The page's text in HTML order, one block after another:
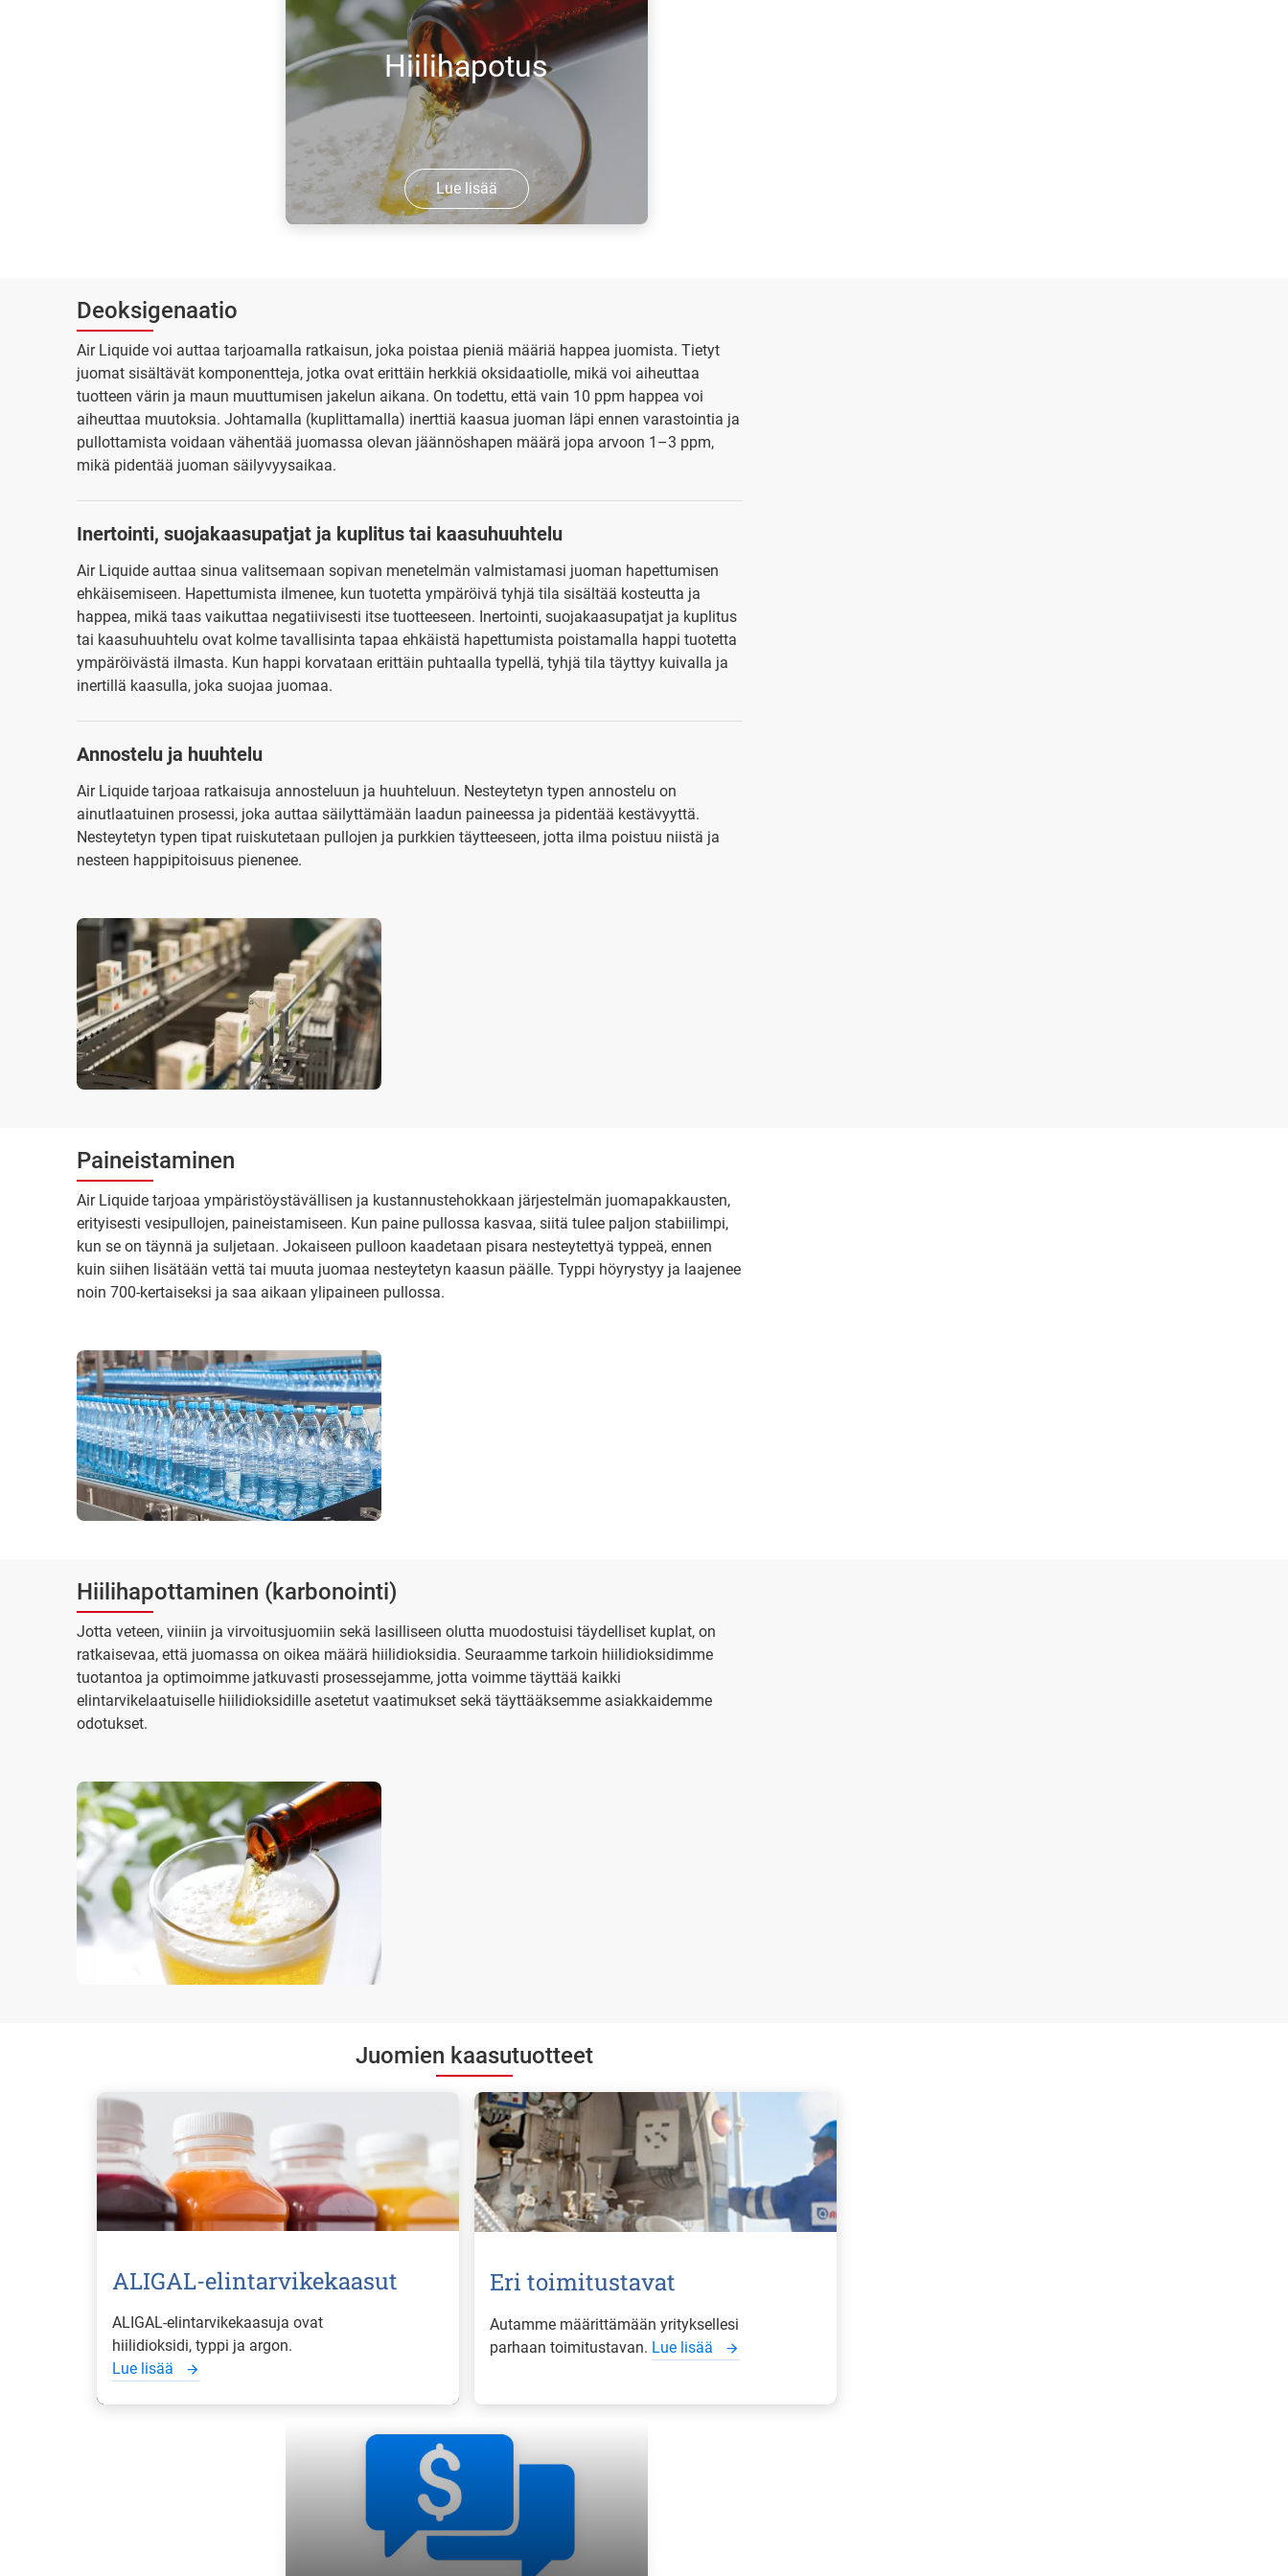
suojaa niitä hapettumiselta.
stabiili.
Hiilihapotus
Lue lisää
Deoksigenaatio
Air Liquide voi auttaa tarjoamalla ratkaisun, joka poistaa pieniä määriä happea juomista. Tietyt
juomat sisältävät komponentteja, jotka ovat erittäin herkkiä oksidaatiolle, mikä voi aiheuttaa
tuotteen värin ja maun muuttumisen jakelun aikana. On todettu, että vain 10 ppm happea voi
aiheuttaa muutoksia. Johtamalla (kuplittamalla) inerttiä kaasua juoman läpi ennen varastointia ja
pullottamista voidaan vähentää juomassa olevan jäännöshapen määrä jopa arvoon 1–3 ppm,
mikä pidentää juoman säilyvyysaikaa.
Inertointi, suojakaasupatjat ja kuplitus tai kaasuhuuhtelu
Air Liquide auttaa sinua valitsemaan sopivan menetelmän valmistamasi juoman hapettumisen
ehkäisemiseen. Hapettumista ilmenee, kun tuotetta ympäröivä tyhjä tila sisältää kosteutta ja
happea, mikä taas vaikuttaa negatiivisesti itse tuotteeseen. Inertointi, suojakaasupatjat ja kuplitus
tai kaasuhuuhtelu ovat kolme tavallisinta tapaa ehkäistä hapettumista poistamalla happi tuotetta
ympäröivästä ilmasta. Kun happi korvataan erittäin puhtaalla typellä, tyhjä tila täyttyy kuivalla ja
inertillä kaasulla, joka suojaa juomaa.
Annostelu ja huuhtelu
Air Liquide tarjoaa ratkaisuja annosteluun ja huuhteluun. Nesteytetyn typen annostelu on
ainutlaatuinen prosessi, joka auttaa säilyttämään laadun paineessa ja pidentää kestävyyttä.
Nesteytetyn typen tipat ruiskutetaan pullojen ja purkkien täytteeseen, jotta ilma poistuu niistä ja
nesteen happipitoisuus pienenee.
Paineistaminen
Air Liquide tarjoaa ympäristöystävällisen ja kustannustehokkaan järjestelmän juomapakkausten,
erityisesti vesipullojen, paineistamiseen. Kun paine pullossa kasvaa, siitä tulee paljon stabiilimpi,
kun se on täynnä ja suljetaan. Jokaiseen pulloon kaadetaan pisara nesteytettyä typpeä, ennen
kuin siihen lisätään vettä tai muuta juomaa nesteytetyn kaasun päälle. Typpi höyrystyy ja laajenee
noin 700-kertaiseksi ja saa aikaan ylipaineen pullossa.
Hiilihapottaminen (karbonointi)
Jotta veteen, viiniin ja virvoitusjuomiin sekä lasilliseen olutta muodostuisi täydelliset kuplat, on
ratkaisevaa, että juomassa on oikea määrä hiilidioksidia. Seuraamme tarkoin hiilidioksidimme
tuotantoa ja optimoimme jatkuvasti prosessejamme, jotta voimme täyttää kaikki
elintarvikelaatuiselle hiilidioksidille asetetut vaatimukset sekä täyttääksemme asiakkaidemme
odotukset.
Juomien kaasutuotteet
ALIGAL-elintarvikekaasut
ALIGAL-elintarvikekaasuja ovat
hiilidioksidi, typpi ja argon.
Lue lisää
Eri toimitustavat
Autamme määrittämään yrityksellesi
parhaan toimitustavan. Lue lisää